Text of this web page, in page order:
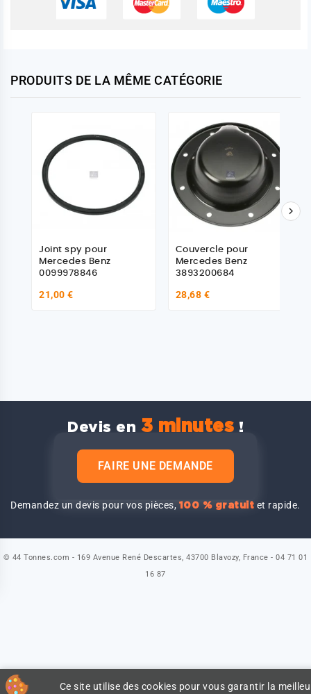
PRODUITS DE LA MÊME CATÉGORIE
Joint spy pour
Mercedes Benz
0099978846
21,00 €
Couvercle pour
Mercedes Benz
3893200684
28,68 €

Devis en 3 minutes !
FAIRE UNE DEMANDE
Demandez un devis pour vos pièces,100 % gratuit et rapide.
Ce site utilise des cookies pour vous garantir la
© 44 Tonnes.com - 169 Avenue René Descartes, 43700 Blavozy, France - 04 71 01
16 87